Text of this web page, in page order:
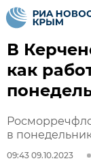
В
как
в
09:43 09.10.2023